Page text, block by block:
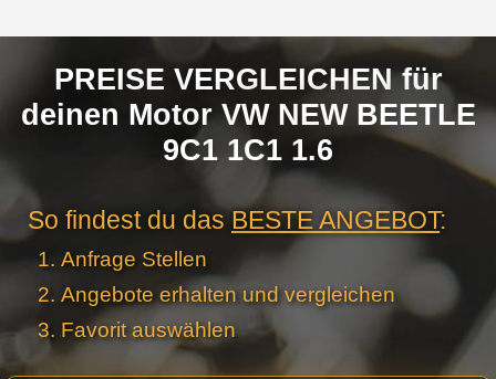
PREISE VERGLEICHEN für
deinen Motor VW NEW BEETLE
9C1 1C1 1.6
So findest du dasBESTE ANGEBOT:
Anfrage Stellen
Angebote erhalten und vergleichen
Favorit auswählen